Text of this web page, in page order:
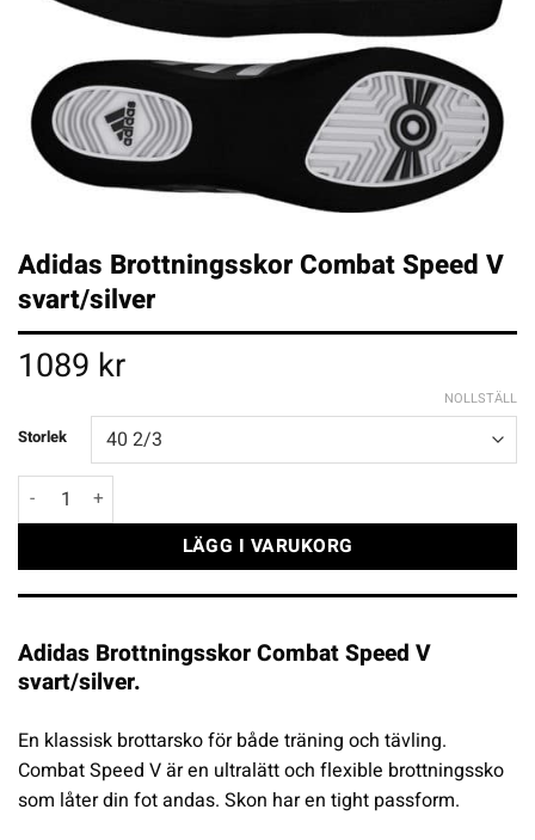
Adidas Brottningsskor Combat Speed V
svart/silver
1089 kr
Storlek
NOLLSTÄLL
Adidas Brottningsskor Combat Speed V svart/silver mängd
LÄGG I VARUKORG
Adidas Brottningsskor Combat Speed V
svart/silver.
En klassisk brottarsko för både träning och tävling.
Combat Speed V är en ultralätt och flexible brottningssko
som låter din fot andas. Skon har en tight passform.